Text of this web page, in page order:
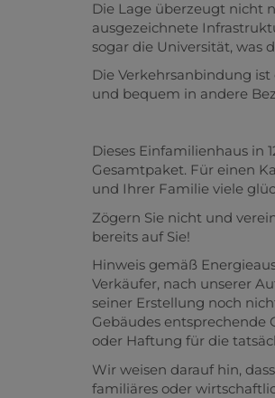
Die Lage überzeugt nicht
ausgezeichnete
sogar die Universität, was
Die Verkehrsanbindung
und bequem in andere
Dieses Einfamilienhaus in
Gesamtpaket. Für einen
und Ihrer Familie viele
Zögern Sie nicht und
bereits auf Sie!
Hinweis gemäß
Verkäufer, nach unserer
seiner Erstellung noch
Gebäudes entsprechende
oder Haftung für die
Wir weisen darauf hin,
familiäres oder